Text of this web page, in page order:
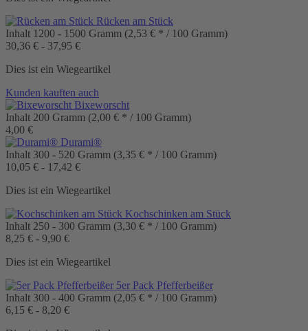
Rücken am Stück
Inhalt 1200 - 1500 Gramm (2,53 € * / 100 Gramm)
30,36 € - 37,95 €
Dies ist ein Wiegeartikel
Kunden kauften auch
Bixeworscht
Inhalt 200 Gramm (2,00 € * / 100 Gramm)
4,00 €
Durami®
Inhalt 300 - 520 Gramm (3,35 € * / 100 Gramm)
10,05 € - 17,42 €
Dies ist ein Wiegeartikel
Kochschinken am Stück
Inhalt 250 - 300 Gramm (3,30 € * / 100 Gramm)
8,25 € - 9,90 €
Dies ist ein Wiegeartikel
5er Pack Pfefferbeißer
Inhalt 300 - 400 Gramm (2,05 € * / 100 Gramm)
6,15 € - 8,20 €